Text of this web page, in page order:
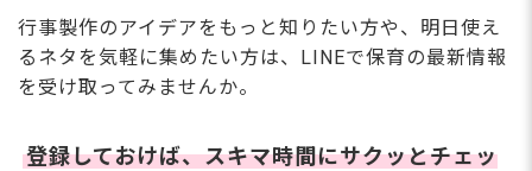
行事製作のアイデアをもっと知りたい方や、明日使え
るネタを気軽に集めたい方は、LINEで保育の最新情報
を受け取ってみませんか。
登録しておけば、スキマ時間にサクッとチェッ